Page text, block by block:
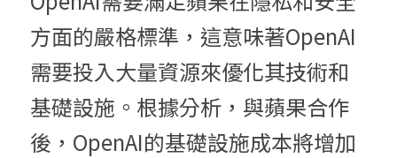
方面的嚴格標準，這意味著OpenAI
需要投入大量資源來優化其技術和
基礎設施。根據分析，與蘋果合作
後，OpenAI的基礎設施成本將增加